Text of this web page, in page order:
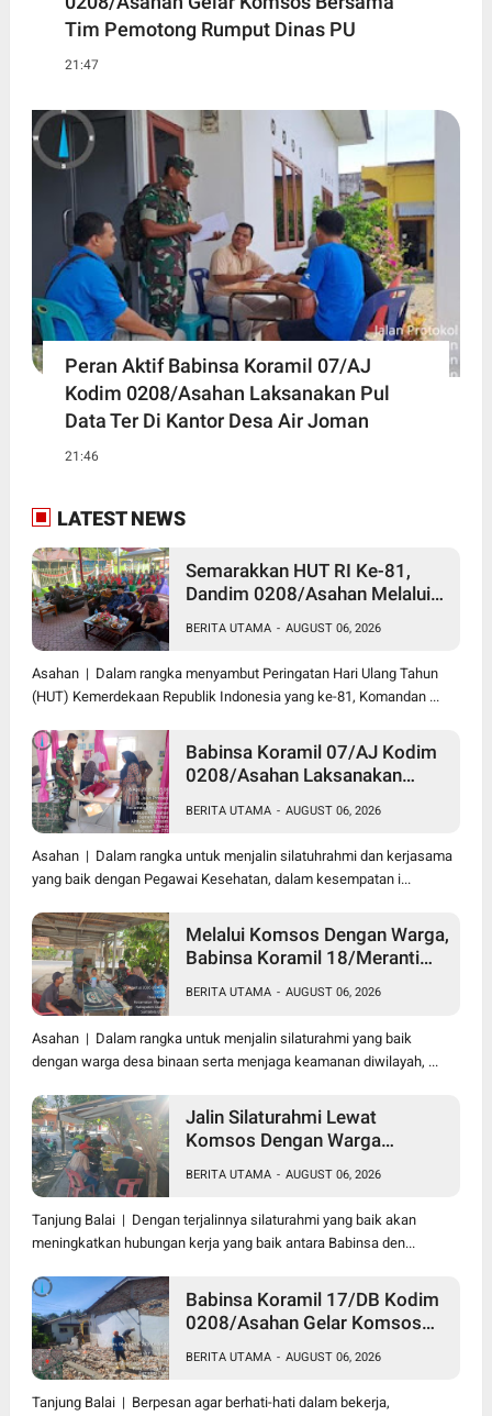
Tim Pemotong Rumput Dinas PU
21:47
Peran Aktif Babinsa Koramil 07/AJ
Kodim 0208/Asahan Laksanakan Pul
Data Ter Di Kantor Desa Air Joman
21:46
LATEST NEWS
Semarakkan HUT RI Ke-81,
Dandim 0208/Asahan Melalui
Darah di Kantor Kemenag
Asahan
BERITA UTAMA - AUGUST 06, 2026
Asahan | Dalam rangka menyambut Peringatan Hari Ulang Tahun
(HUT) Kemerdekaan Republik Indonesia yang ke-81, Komandan ...
Babinsa Koramil 07/AJ Kodim
0208/Asahan Laksanakan
Pegawai Kesehatan Di
Puskesmas
BERITA UTAMA - AUGUST 06, 2026
Asahan | Dalam rangka untuk menjalin silatuhrahmi dan kerjasama
yang baik dengan Pegawai Kesehatan, dalam kesempatan i...
Melalui Komsos Dengan Warga,
Babinsa Koramil 18/Meranti
Jaga ebersihan Dan Kamtibmas
BERITA UTAMA - AUGUST 06, 2026
Asahan | Dalam rangka untuk menjalin silaturahmi yang baik
dengan warga desa binaan serta menjaga keamanan diwilayah, ...
Jalin Silaturahmi Lewat
Komsos Dengan Warga
09/TB Kodim 0208/Asahan
BERITA UTAMA - AUGUST 06, 2026
Tanjung Balai | Dengan terjalinnya silaturahmi yang baik akan
meningkatkan hubungan kerja yang baik antara Babinsa den...
Babinsa Koramil 17/DB Kodim
0208/Asahan Gelar Komsos
Bangunan
BERITA UTAMA - AUGUST 06, 2026
Tanjung Balai | Berpesan agar berhati-hati dalam bekerja,